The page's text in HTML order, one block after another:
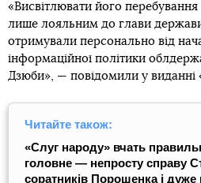
«Висвітлювати його перебування
лише лояльним до глави
отримували персонально від
інформаційної політики
Дзюби», — повідомили у виданні
Читайте також:
«Слуг народу» вчать
головне — непросту справу
соратників Порошенка і дуже